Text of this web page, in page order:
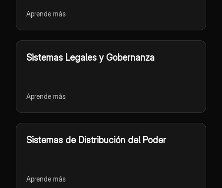
Aprende más
Sistemas Legales y Gobernanza
Aprende más
Sistemas de Distribución del Poder
Aprende más